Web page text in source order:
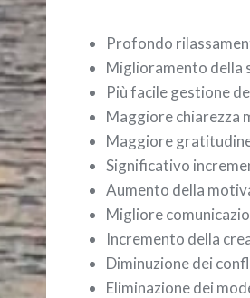
Profondo
Miglioramento della
Più facile gestione
Maggiore chiarezza
Maggiore
Significativo
Aumento della
Migliore
Incremento della
Diminuzione dei
Eliminazione dei